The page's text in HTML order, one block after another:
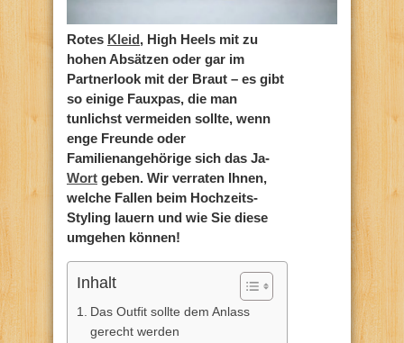
Rotes Kleid, High Heels mit zu
hohen Absätzen oder gar im
Partnerlook mit der Braut – es gibt
so einige Fauxpas, die man
tunlichst vermeiden sollte, wenn
enge Freunde oder
Familienangehörige sich das Ja-
Wort geben. Wir verraten Ihnen,
welche Fallen beim Hochzeits-
Styling lauern und wie Sie diese
umgehen können!
Inhalt
Das Outfit sollte dem Anlass
gerecht werden